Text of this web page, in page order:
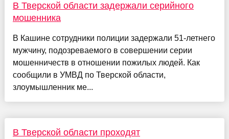
В Тверской области задержали серийного
мошенника
В Кашине сотрудники полиции задержали 51-летнего
мужчину, подозреваемого в совершении серии
мошенничеств в отношении пожилых людей. Как
сообщили в УМВД по Тверской области,
злоумышленник ме...
В Тверской области проходят